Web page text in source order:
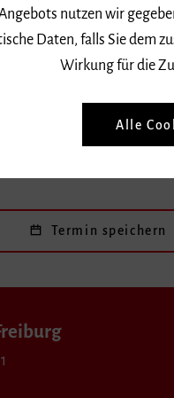
Uhr
Termin speichern
nutzen wir
Daten, falls Sie dem
Wirkung für die
Alle